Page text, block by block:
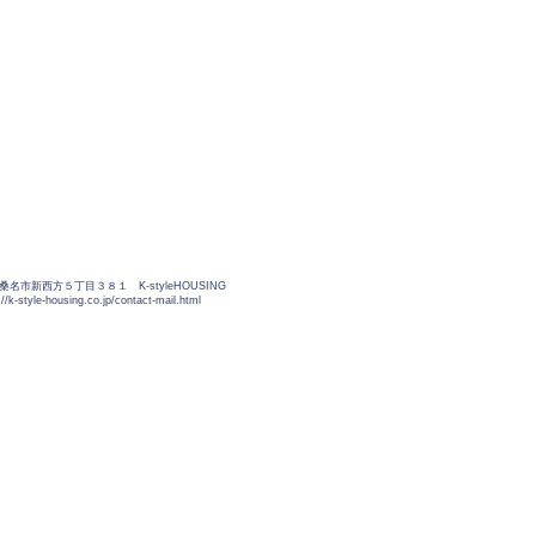
名市新西方５丁目３８１ K-styleHOUSING
k-style-housing.co.jp/contact-mail.html